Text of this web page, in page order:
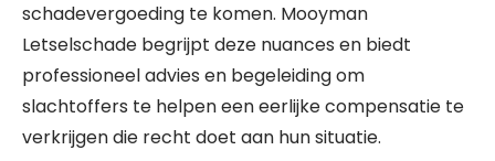
schadevergoeding te komen. Mooyman
Letselschade begrijpt deze nuances en biedt
professioneel advies en begeleiding om
slachtoffers te helpen een eerlijke compensatie te
verkrijgen die recht doet aan hun situatie.